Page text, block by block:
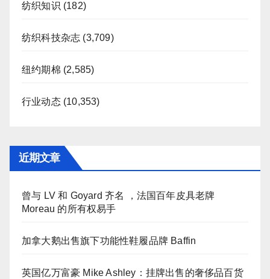
纺织知识 (182)
纺织科技杂志 (3,709)
纽约期棉 (2,585)
行业动态(10,353)
近期文章
曾与 LV 和 Goyard 齐名 ，法国百年皮具老牌
Moreau 的所有权易手
加拿大鹅出售旗下功能性鞋履品牌 Baffin
英国亿万富豪 Mike Ashley：挂牌出售的奢侈品百货